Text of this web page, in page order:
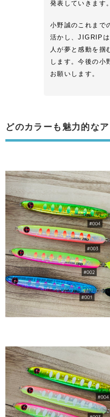
発表していきます。
小野誠のこれまで
活かし、JIGRIP
人が夢と感動を掴
します。今後の小
お願いします。
どのカラーも魅力的な